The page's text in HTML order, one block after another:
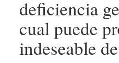
deficiencia
cual puede
indeseable